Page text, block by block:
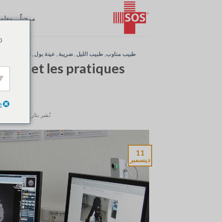
مرحباً
طبيب مناوب, طبيب الليل ضريبة عينة بول فحص الدم
et les pratiques
نُشر بتاريخ
11
ديسمبر